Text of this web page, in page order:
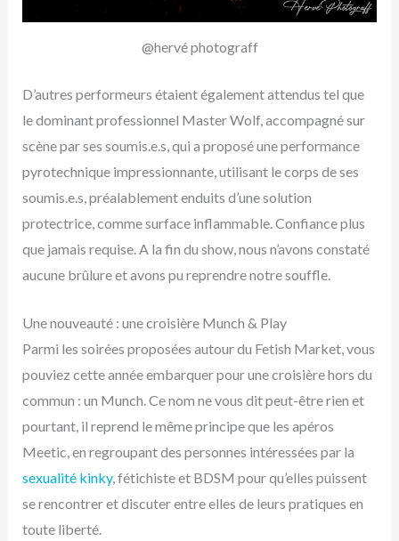
@hervé photograff
D’autres performeurs étaient également attendus tel que
le dominant professionnel Master Wolf, accompagné sur
scène par ses soumis.e.s, qui a proposé une performance
pyrotechnique impressionnante, utilisant le corps de ses
soumis.e.s, préalablement enduits d’une solution
protectrice, comme surface inflammable. Confiance plus
que jamais requise. A la fin du show, nous n’avons constaté
aucune brûlure et avons pu reprendre notre souffle.
Une nouveauté : une croisière Munch & Play
Parmi les soirées proposées autour du Fetish Market, vous
pouviez cette année embarquer pour une croisière hors du
commun : un Munch. Ce nom ne vous dit peut-être rien et
pourtant, il reprend le même principe que les apéros
Meetic, en regroupant des personnes intéressées par la
sexualité kinky, fétichiste et BDSM pour qu’elles puissent
se rencontrer et discuter entre elles de leurs pratiques en
toute liberté.